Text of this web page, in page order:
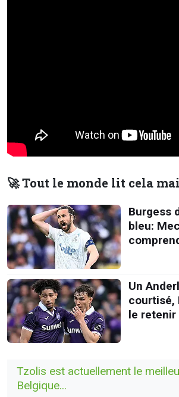
🚀 Tout le monde lit cela
Burgess
bleu:
Un
courtisé,
le retenir
Tzolis est actuellement le
Belgique...